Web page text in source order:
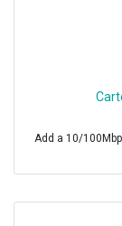
Add a 10/